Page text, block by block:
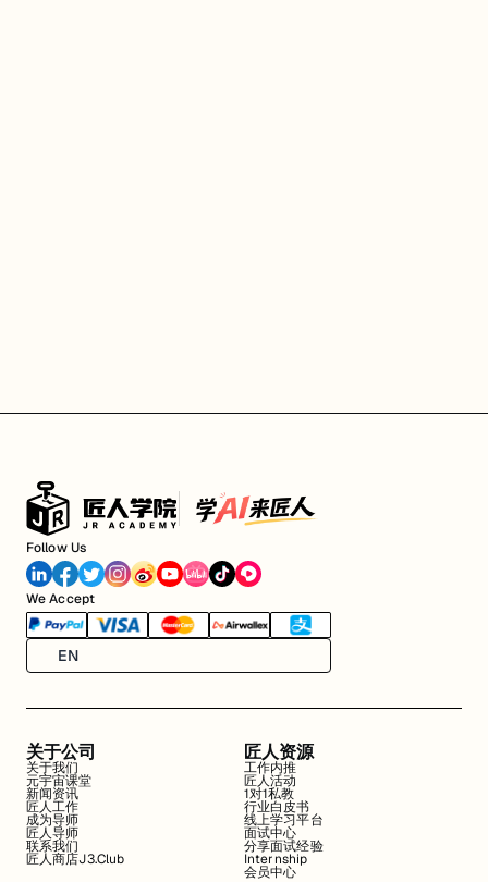
Follow Us
We Accept
EN
关于公司
关于我们
元宇宙课堂
新闻资讯
匠人工作
成为导师
匠人导师
联系我们
匠人商店J3.Club
匠人资源
工作内推
匠人活动
1对1私教
行业白皮书
线上学习平台
面试中心
分享面试经验
Internship
会员中心